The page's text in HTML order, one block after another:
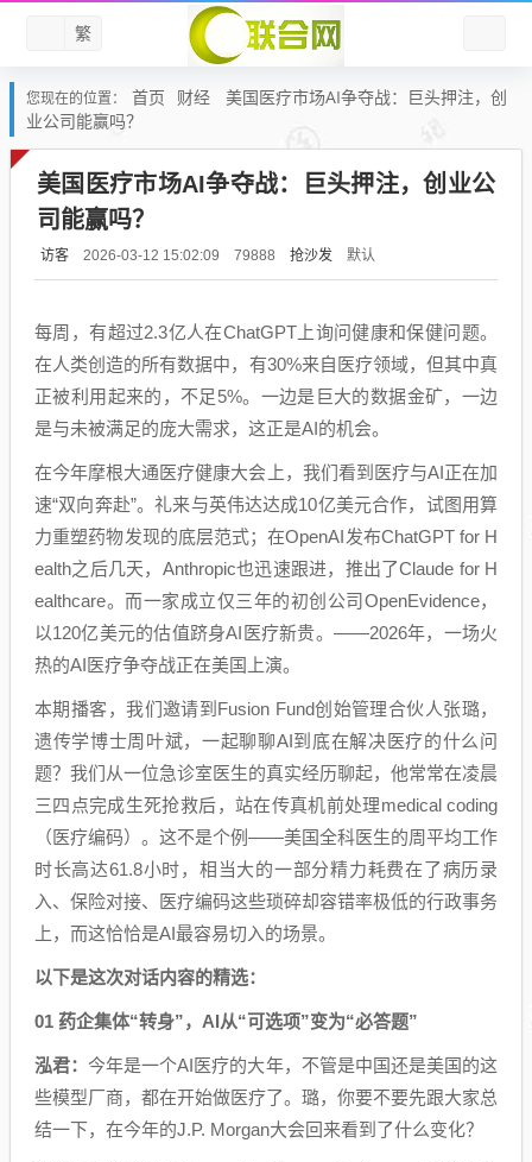
繁
您现在的位置： 首页 财经
美国医疗市场AI争夺战：巨头押注，创
业公司能赢吗？
美国医疗市场AI争夺战：巨头押注，创业公
司能赢吗？
访客 2026-03-12 15:02:09 79888 抢沙发 默认
每周，有超过2.3亿人在ChatGPT上询问健康和保健问题。
在人类创造的所有数据中，有30%来自医疗领域，但其中真
正被利用起来的，不足5%。一边是巨大的数据金矿，一边
是与未被满足的庞大需求，这正是AI的机会。
在今年摩根大通医疗健康大会上，我们看到医疗与AI正在加
速“双向奔赴”。礼来与英伟达达成10亿美元合作，试图用算
力重塑药物发现的底层范式；在OpenAI发布ChatGPT for H
ealth之后几天，Anthropic也迅速跟进，推出了Claude for H
ealthcare。而一家成立仅三年的初创公司OpenEvidence，
以120亿美元的估值跻身AI医疗新贵。——2026年，一场火
热的AI医疗争夺战正在美国上演。
本期播客，我们邀请到Fusion Fund创始管理合伙人张璐，
遗传学博士周叶斌，一起聊聊AI到底在解决医疗的什么问
题？我们从一位急诊室医生的真实经历聊起，他常常在凌晨
三四点完成生死抢救后，站在传真机前处理medical coding
（医疗编码）。这不是个例——美国全科医生的周平均工作
时长高达61.8小时，相当大的一部分精力耗费在了病历录
入、保险对接、医疗编码这些琐碎却容错率极低的行政事务
上，而这恰恰是AI最容易切入的场景。
以下是这次对话内容的精选：
01 药企集体“转身”，AI从“可选项”变为“必答题”
泓君： 今年是一个AI医疗的大年，不管是中国还是美国的这
些模型厂商，都在开始做医疗了。璐，你要不要先跟大家总
结一下，在今年的J.P. Morgan大会回来看到了什么变化？